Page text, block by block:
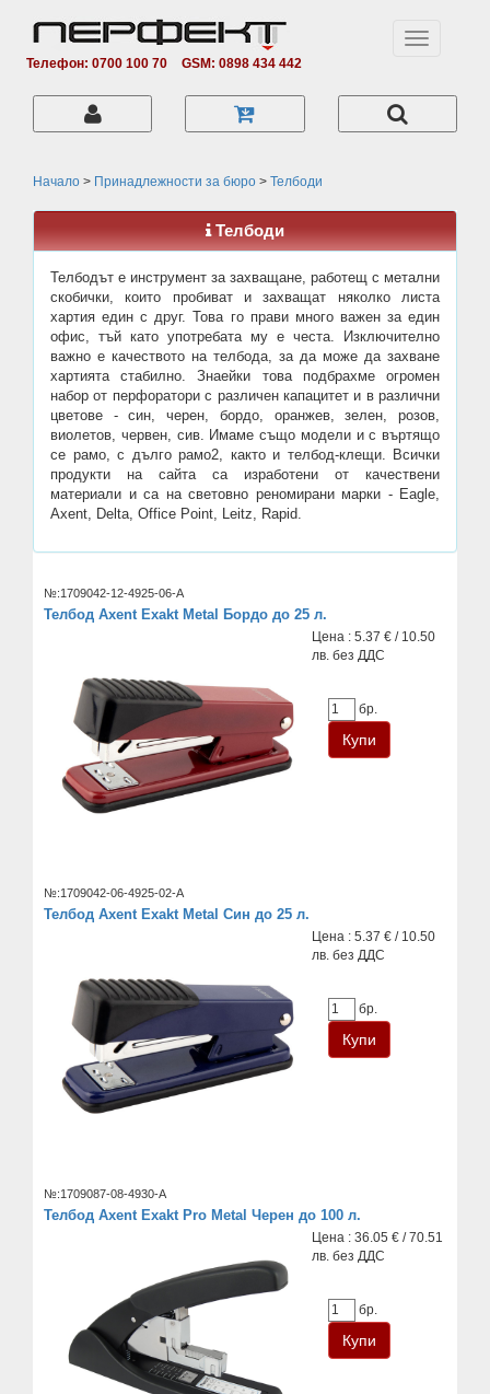
Телефон: 0700 100 70 GSM: 0898 434 442
Toggle
Начало > Принадлежности за бюро > Телбоди
Телбоди
Телбодът е инструмент за захващане, работещ с метални
скобички, които пробиват и захващат няколко листа
хартия един с друг. Това го прави много важен за един
офис, тъй като употребата му е честа. Изключително
важно е качеството на телбода, за да може да захване
хартията стабилно. Знаейки това подбрахме огромен
набор от перфоратори с различен капацитет и в различни
цветове - син, черен, бордо, оранжев, зелен, розов,
виолетов, червен, сив. Имаме също модели и с въртящо
се рамо, с дълго рамо2, както и телбод-клещи. Всички
продукти на сайта са изработени от качествени
материали и са на световно реномирани марки - Eagle,
Axent, Delta, Office Point, Leitz, Rapid.
№:1709042-12-4925-06-A
Телбод Axent Exakt Metal Бордо до 25 л.
Цена : 5.37 € / 10.50
лв. без ДДС
бр.
№:1709042-06-4925-02-A
Телбод Axent Exakt Metal Син до 25 л.
Цена : 5.37 € / 10.50
лв. без ДДС
бр.
№:1709087-08-4930-A
Телбод Axent Exakt Pro Metal Черен до 100 л.
Цена : 36.05 € / 70.51
лв. без ДДС
бр.